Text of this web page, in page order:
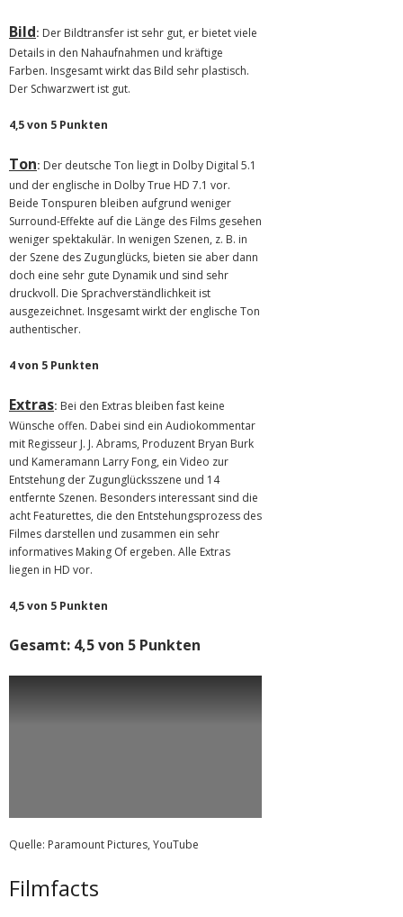
Bild: Der Bildtransfer ist sehr gut, er bietet viele
Details in den Nahaufnahmen und kräftige
Farben. Insgesamt wirkt das Bild sehr plastisch.
Der Schwarzwert ist gut.
4,5 von 5 Punkten
Ton: Der deutsche Ton liegt in Dolby Digital 5.1
und der englische in Dolby True HD 7.1 vor.
Beide Tonspuren bleiben aufgrund weniger
Surround-Effekte auf die Länge des Films gesehen
weniger spektakulär. In wenigen Szenen, z. B. in
der Szene des Zugunglücks, bieten sie aber dann
doch eine sehr gute Dynamik und sind sehr
druckvoll. Die Sprachverständlichkeit ist
ausgezeichnet. Insgesamt wirkt der englische Ton
authentischer.
4 von 5 Punkten
Extras: Bei den Extras bleiben fast keine
Wünsche offen. Dabei sind ein Audiokommentar
mit Regisseur J. J. Abrams, Produzent Bryan Burk
und Kameramann Larry Fong, ein Video zur
Entstehung der Zugunglücksszene und 14
entfernte Szenen. Besonders interessant sind die
acht Featurettes, die den Entstehungsprozess des
Filmes darstellen und zusammen ein sehr
informatives Making Of ergeben. Alle Extras
liegen in HD vor.
4,5 von 5 Punkten
Gesamt: 4,5 von 5 Punkten
Quelle: Paramount Pictures, YouTube
Filmfacts